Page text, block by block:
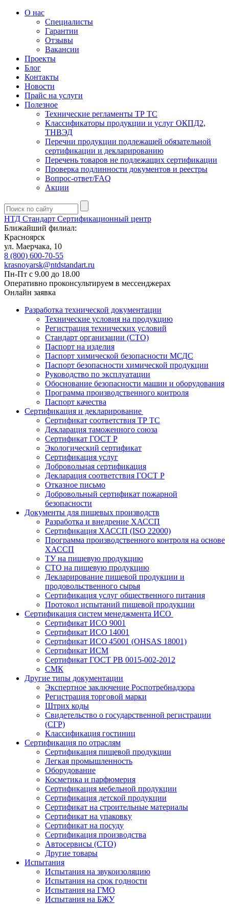
О нас
Специалисты
Гарантии
Отзывы
Вакансии
Проекты
Блог
Контакты
Новости
Прайс на услуги
Полезное
Технические регламенты ТР ТС
Классификаторы продукции и услуг ОКПД2,
ТНВЭД
Перечни продукции подлежащей обязательной
сертификации и декларированию
Перечень товаров не подлежащих сертификации
Проверка подлинности документов и реестры
Вопрос-ответ/FAQ
Акции
НТД Стандарт Сертификационный центр
Ближайший филиал:
Красноярск
ул. ​​​Маерчака, 10
8 (800) 600-70-55
krasnoyarsk@ntdstandart.ru
Пн-Пт с 9.00 до 18.00
Оперативно проконсультируем в мессенджерах
Онлайн заявка
Разработка технической документации
Технические условия на продукцию
Регистрация технических условий
Стандарт организации (СТО)
Паспорт на изделия
Паспорт химической безопасности МСДС
Паспорт безопасности химической продукции
Руководство по эксплуатации
Обоснование безопасности машин и оборудования
Программа производственного контроля
Паспорт качества
Сертификация и декларирование
Сертификат соответствия ТР ТС
Декларация таможенного союза
Сертификат ГОСТ Р
Экологический сертификат
Сертификация услуг
Добровольная сертификация
Декларация соответствия ГОСТ Р
Отказное письмо
Добровольный сертификат пожарной
безопасности
Документы для пищевых производств
Разработка и внедрение ХАССП
Сертификация ХАССП (ISO 22000)
Программа производственного контроля на основе
ХАССП
ТУ на пищевую продукцию
СТО на пищевую продукцию
Декларирование пищевой продукции и
продовольственного сырья
Сертификация услуг общественного питания
Протокол испытаний пищевой продукции
Сертификация систем менеджмента ИСО
Сертификат ИСО 9001
Сертификат ИСО 14001
Сертификат ИСО 45001 (OHSAS 18001)
Сертификат ИСМ
Сертификат ГОСТ РВ 0015-002-2012
СМК
Другие типы документации
Экспертное заключение Роспотребнадзора
Регистрация торговой марки
Штрих коды
Свидетельство о государственной регистрации
(СГР)
Классификация гостиниц
Сертификация по отраслям
Сертификация пищевой продукции
Легкая промышленность
Оборудование
Косметика и парфюмерия
Сертификация мебельной продукции
Сертификация детской продукции
Сертификат на строительные материалы
Сертификат на упаковку
Сертификат на посуду
Сертификация производства
Автосервисы (СТО)
Другие товары
Испытания
Испытания на звукоизоляцию
Испытания на срок годности
Испытания на ГМО
Испытания на БЖУ